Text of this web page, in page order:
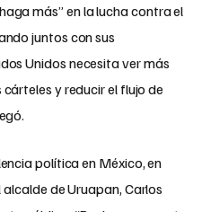
más” en la lucha contra el
juntos con sus
Unidos necesita ver más
y reducir el flujo de
política en México, en
de Uruapan, Carlos